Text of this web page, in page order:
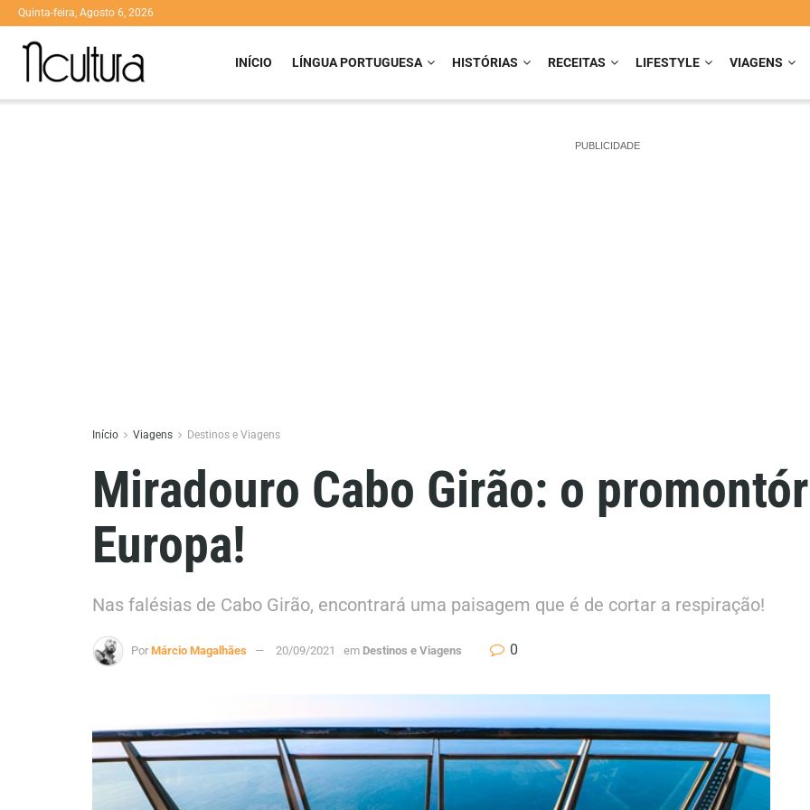
Quinta-feira, Agosto 6, 2026
INÍCIO LÍNGUA PORTUGUESA HISTÓRIAS RECEITAS LIFESTYLE VIAGENS
PUBLICIDADE
Início Viagens Destinos e Viagens
Miradouro Cabo Girão: o
Europa!
Nas falésias de Cabo Girão, encontrará uma paisagem que é de cortar a respiração!
Por Márcio Magalhães 20/09/2021 em Destinos e Viagens 0